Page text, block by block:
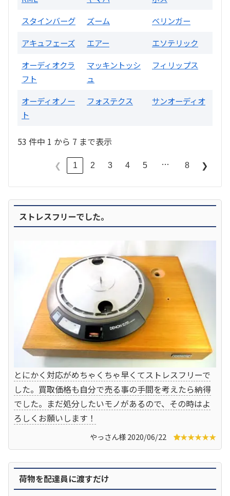
スタインバーグ
ズーム
ベリンガー
アキュフェーズ
エアー
エソテリック
オーディオクラ
フト
マッキントッシ
ュ
フィリップス
オーディオノー
ト
フォステクス サンオーディオ
53 件中 1 から 7 まで表示
❮ 1 2 3 4 5 … 8 ❯
ストレスフリーでした。
とにかく対応がめちゃくちゃ早くてストレスフリーで
した。買取価格も自分で売る事の手間を考えたら納得
でした。まだ処分したいモノがあるので、その時はよ
ろしくお願いします！
やっさん様 2020/06/22 ★★★★★
荷物を配達員に渡すだけ